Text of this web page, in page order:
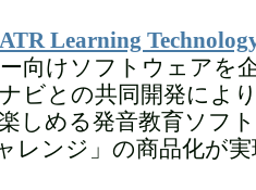
ATR Learning
向けソフトウェアを
ビとの共同開発によ
しめる発音教育ソフ
レンジ」の商品化が